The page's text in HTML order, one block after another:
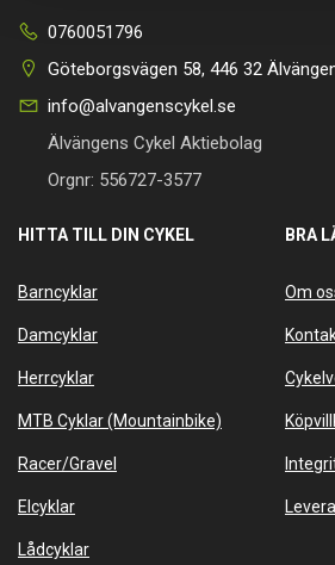
0760051796
Göteborgsvägen 58, 446 32
info@alvangenscykel.se
Älvängens Cykel Aktiebolag
Orgnr: 556727-3577
HITTA TILL DIN CYKEL
Barncyklar
Damcyklar
Herrcyklar
MTB Cyklar (Mountainbike)
Racer/Gravel
Elcyklar
Lådcyklar
BRA
Om